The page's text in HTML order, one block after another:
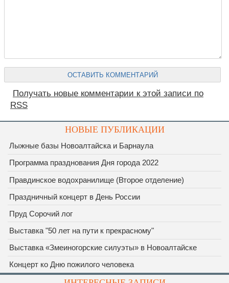
Получать новые комментарии к этой записи по
RSS
НОВЫЕ ПУБЛИКАЦИИ
Лыжные базы Новоалтайска и Барнаула
Программа празднования Дня города 2022
Правдинское водохранилище (Второе отделение)
Праздничный концерт в День России
Пруд Сорочий лог
Выставка "50 лет на пути к прекрасному"
Выставка «Змеиногорские силуэты» в Новоалтайске
Концерт ко Дню пожилого человека